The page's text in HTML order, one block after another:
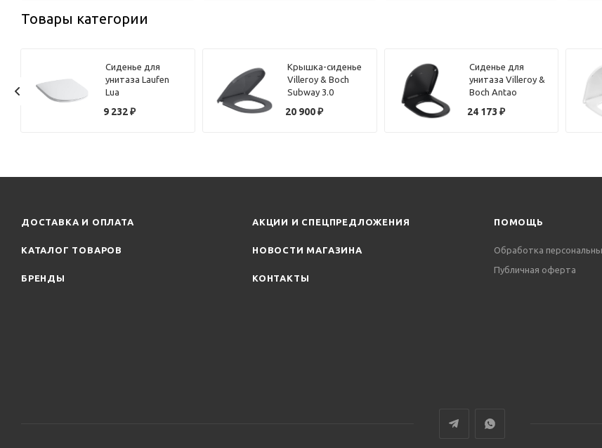
Товары категории
Сиденье для
унитаза Laufen
Lua
петли хром, с
9 232₽
Крышка-сиденье
Villeroy & Boch
Subway 3.0
микролифтом,
20 900₽
Сиденье для
унитаза Villeroy &
Boch Antao
матовый, с
24 173 ₽
ДОСТАВКА И ОПЛАТА
КАТАЛОГ ТОВАРОВ
БРЕНДЫ
АКЦИИ И СПЕЦПРЕДЛОЖЕНИЯ
НОВОСТИ МАГАЗИНА
КОНТАКТЫ
ПОМОЩЬ
Обработка
Публичная оферта